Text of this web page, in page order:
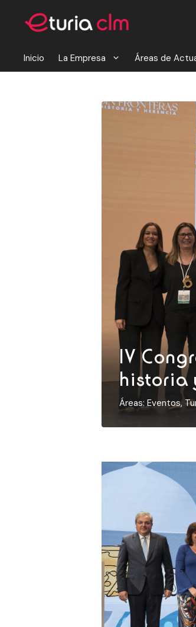
contenido
Inicio La Empresa Áreas de
IV
historia
Áreas: Eventos,